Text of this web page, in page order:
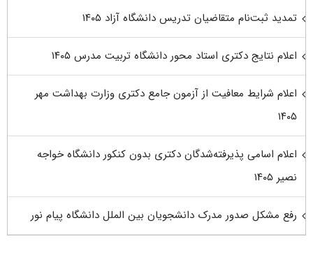
تمدید ثبت‌نام متقاضیان تدریس دانشگاه آزاد ۱۴۰۵
اعلام نتایج دکتری استاد محور دانشگاه تربیت مدرس ۱۴۰۵
اعلام شرایط معافیت از آزمون جامع دکتری وزارت بهداشت مهر
۱۴۰۵
اعلام اسامی پذیرفته‌شدگان دکتری بدون کنکور دانشگاه خواجه
نصیر ۱۴۰۵
رفع مشکل صدور مدرک دانشجویان بین الملل دانشگاه پیام نور